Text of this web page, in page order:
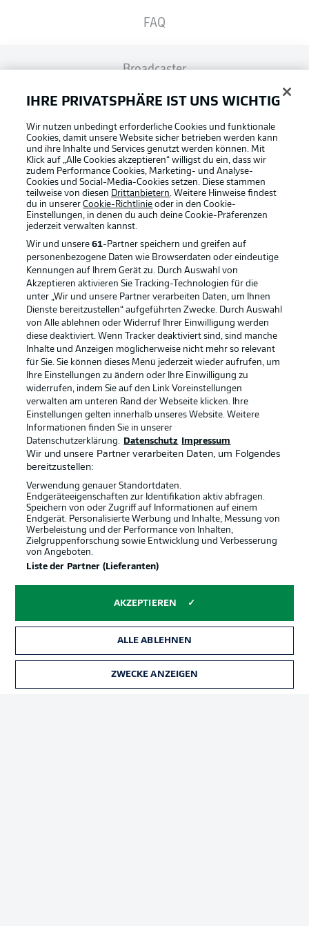
FAQ
Broadcaster
Fantasy Manager
#BundesligaWIRKT
Common Ground
Mitfahrportal
BUNDESLIGA-GRUPPE
Sprachauswahl
Deutsch Anzeige Modus
Football as it's meant to be
BUNDESLIGA APP
Rechtliche Hinweise Voreinstellungen verwalten
Nutzungsbedingungen
IHRE PRIVATSPHÄRE IST UNS WICHTIG
Wir nutzen unbedingt erforderliche Cookies und funktionale
Cookies, damit unsere Website sicher betrieben werden kann
und ihre Inhalte und Services genutzt werden können. Mit
Klick auf „Alle Cookies akzeptieren“ willigst du ein, dass wir
zudem Performance Cookies, Marketing- und Analyse-
Cookies und Social-Media-Cookies setzen. Diese stammen
teilweise von diesen Drittanbietern. Weitere Hinweise findest
du in unsererCookie-Richtlinie oder in den Cookie-
Einstellungen, in denen du auch deine Cookie-Präferenzen
jederzeit verwalten kannst.
Wir und unsere61-Partner speichern und greifen auf
personenbezogene Daten wie Browserdaten oder eindeutige
Kennungen auf Ihrem Gerät zu. Durch Auswahl von
Akzeptieren aktivieren Sie Tracking-Technologien für die
unter „Wir und unsere Partner verarbeiten Daten, um Ihnen
Dienste bereitzustellen“ aufgeführten Zwecke. Durch Auswahl
von Alle ablehnen oder Widerruf Ihrer Einwilligung werden
diese deaktiviert. Wenn Tracker deaktiviert sind, sind manche
Inhalte und Anzeigen möglicherweise nicht mehr so relevant
für Sie. Sie können dieses Menü jederzeit wieder aufrufen, um
Ihre Einstellungen zu ändern oder Ihre Einwilligung zu
widerrufen, indem Sie auf den Link Voreinstellungen
verwalten am unteren Rand der Webseite klicken. Ihre
Einstellungen gelten innerhalb unseres Website. Weitere
Informationen finden Sie in unserer
Datenschutzerklärung.
Datenschutz Impressum
Wir und unsere Partner verarbeiten Daten, um Folgendes
bereitzustellen:
Verwendung genauer Standortdaten.
Endgeräteeigenschaften zur Identifikation aktiv abfragen.
Speichern von oder Zugriff auf Informationen auf einem
Endgerät. Personalisierte Werbung und Inhalte, Messung von
Werbeleistung und der Performance von Inhalten,
Zielgruppenforschung sowie Entwicklung und Verbesserung
von Angeboten.
Liste der Partner (Lieferanten)
AKZEPTIEREN
ALLE ABLEHNEN
ZWECKE ANZEIGEN